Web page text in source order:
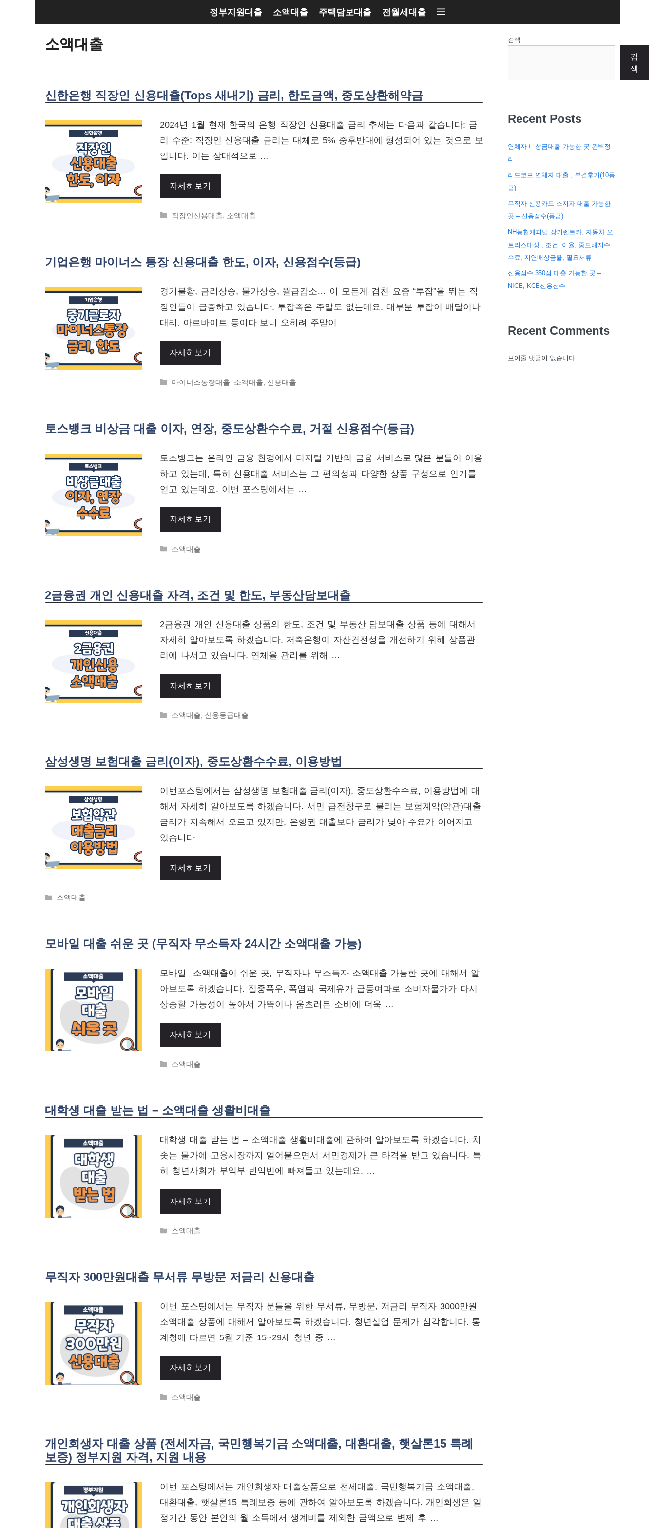
정부지원대출 소액대출 주택담보대출 전월세대출
소액대출
신한은행 직장인 신용대출(Tops 새내기) 금리, 한도금액, 중도상환해약금
2024년 1월 현재 한국의 은행 직장인 신용대출 금리 추세는 다음과 같습니다: 금
리 수준: 직장인 신용대출 금리는 대체로 5% 중후반대에 형성되어 있는 것으로 보
입니다. 이는 상대적으로 …
자세히보기
Categories
직장인신용대출, 소액대출
기업은행 마이너스 통장 신용대출 한도, 이자, 신용점수(등급)
경기불황, 금리상승, 물가상승, 월급감소… 이 모든게 겹친 요즘 “투잡”을 뛰는 직
장인들이 급증하고 있습니다. 투잡족은 주말도 없는데요. 대부분 투잡이 배달이나
대리, 아르바이트 등이다 보니 오히려 주말이 …
자세히보기
Categories
마이너스통장대출, 소액대출, 신용대출
토스뱅크 비상금 대출 이자, 연장, 중도상환수수료, 거절 신용점수(등급)
토스뱅크는 온라인 금융 환경에서 디지털 기반의 금융 서비스로 많은 분들이 이용
하고 있는데, 특히 신용대출 서비스는 그 편의성과 다양한 상품 구성으로 인기를
얻고 있는데요. 이번 포스팅에서는 …
자세히보기
Categories
소액대출
2금융권 개인 신용대출 자격, 조건 및 한도, 부동산담보대출
2금융권 개인 신용대출 상품의 한도, 조건 및 부동산 담보대출 상품 등에 대해서
자세히 알아보도록 하겠습니다. 저축은행이 자산건전성을 개선하기 위해 상품관
리에 나서고 있습니다. 연체율 관리를 위해 …
자세히보기
Categories
소액대출, 신용등급대출
삼성생명 보험대출 금리(이자), 중도상환수수료, 이용방법
이번포스팅에서는 삼성생명 보험대출 금리(이자), 중도상환수수료, 이용방법에 대
해서 자세히 알아보도록 하겠습니다. 서민 급전창구로 불리는 보험계약(약관)대출
금리가 지속해서 오르고 있지만, 은행권 대출보다 금리가 낮아 수요가 이어지고
있습니다. …
자세히보기
Categories
소액대출
모바일 대출 쉬운 곳 (무직자 무소득자 24시간 소액대출 가능)
모바일 소액대출이 쉬운 곳, 무직자나 무소득자 소액대출 가능한 곳에 대해서 알
아보도록 하겠습니다. 집중폭우, 폭염과 국제유가 급등여파로 소비자물가가 다시
상승할 가능성이 높아서 가뜩이나 움츠러든 소비에 더욱 …
자세히보기
Categories
소액대출
대학생 대출 받는 법 – 소액대출 생활비대출
대학생 대출 받는 법 – 소액대출 생활비대출에 관하여 알아보도록 하겠습니다. 치
솟는 물가에 고용시장까지 얼어붙으면서 서민경제가 큰 타격을 받고 있습니다. 특
히 청년사회가 부익부 빈익빈에 빠져들고 있는데요. …
자세히보기
Categories
소액대출
무직자 300만원대출 무서류 무방문 저금리 신용대출
이번 포스팅에서는 무직자 분들을 위한 무서류, 무방문, 저금리 무직자 3000만원
소액대출 상품에 대해서 알아보도록 하겠습니다. 청년실업 문제가 심각합니다. 통
계청에 따르면 5월 기준 15~29세 청년 중 …
자세히보기
Categories
소액대출
개인회생자 대출 상품 (전세자금, 국민행복기금 소액대출, 대환대출, 햇살론15 특례
보증) 정부지원 자격, 지원 내용
이번 포스팅에서는 개인회생자 대출상품으로 전세대출, 국민행복기금 소액대출,
대환대출, 햇살론15 특례보증 등에 관하여 알아보도록 하겠습니다. 개인회생은 일
정기간 동안 본인의 월 소득에서 생계비를 제외한 금액으로 변제 후 …
검색
검
색
Recent Posts
연체자 비상금대출 가능한 곳 완벽정
리
리드코프 연체자 대출 , 부결후기(10등
급)
무직자 신용카드 소지자 대출 가능한
곳 – 신용점수(등급)
NH농협캐피탈 장기렌트카, 자동차 오
토리스대상 , 조건, 이율, 중도해지수
수료, 지연배상금율, 필요서류
신용점수 350점 대출 가능한 곳 –
NICE, KCB신용점수
Recent Comments
보여줄 댓글이 없습니다.